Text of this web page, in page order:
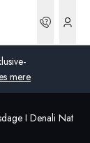
mere
I Denali